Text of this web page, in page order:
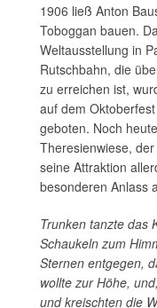
1906 ließ Anton
Toboggan bauen.
Weltausstellung in
Rutschbahn, die
zu erreichen ist,
auf dem
geboten. Noch
Theresienwiese,
seine Attraktion
besonderen Anlass
Trunken tanzte das
Schaukeln zum
Sternen entgegen,
wollte zur Höhe,
und kreischten die